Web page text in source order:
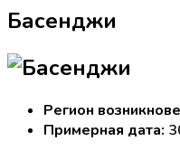
Басенджи
Регион
Примерная дата: